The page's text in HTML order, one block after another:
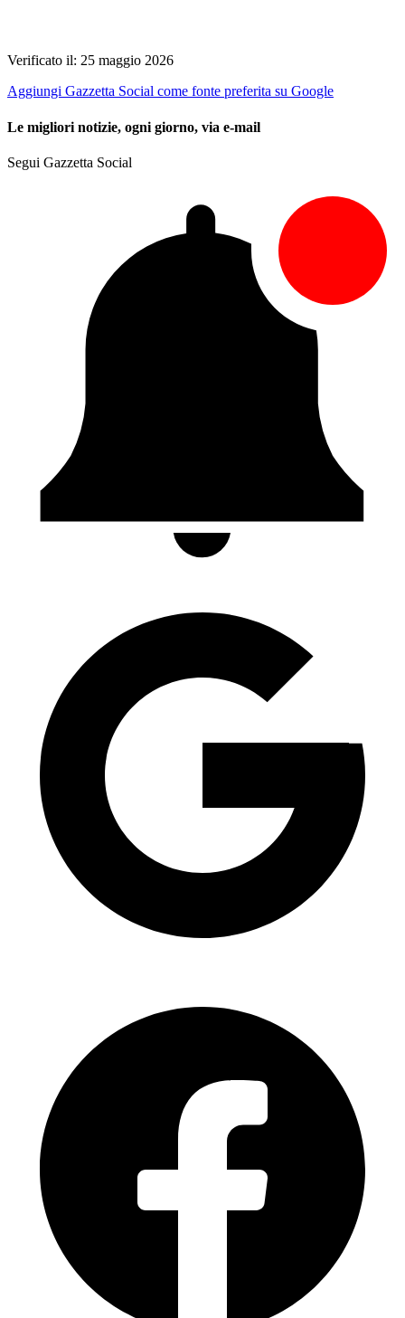
Verificato il: 25 maggio 2026
Aggiungi Gazzetta Social come fonte preferita su Google
Le migliori notizie, ogni giorno, via e-mail
Segui Gazzetta Social